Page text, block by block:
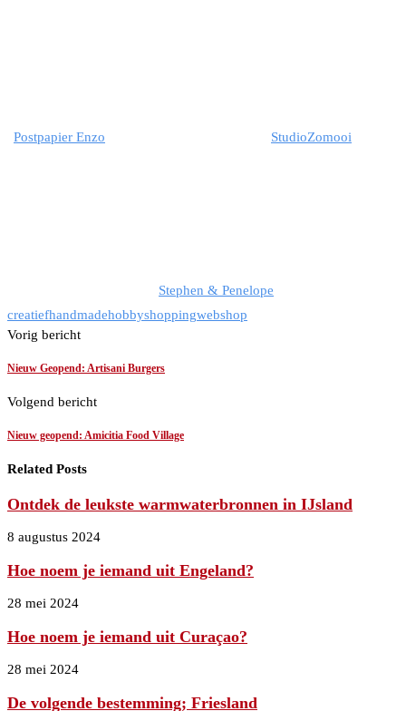
Postpapier Enzo StudioZomooi
Stephen & Penelope
creatiefhandmadehobbyshoppingwebshop
Vorig bericht
Nieuw Geopend: Artisani Burgers
Volgend bericht
Nieuw geopend: Amicitia Food Village
Related Posts
Ontdek de leukste warmwaterbronnen in IJsland
8 augustus 2024
Hoe noem je iemand uit Engeland?
28 mei 2024
Hoe noem je iemand uit Curaçao?
28 mei 2024
De volgende bestemming; Friesland